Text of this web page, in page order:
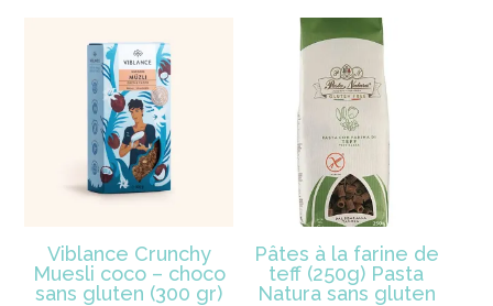
Viblance Crunchy
Muesli coco – choco
sans gluten (300 gr)
Pâtes à la farine de
teff (250g) Pasta
Natura sans gluten